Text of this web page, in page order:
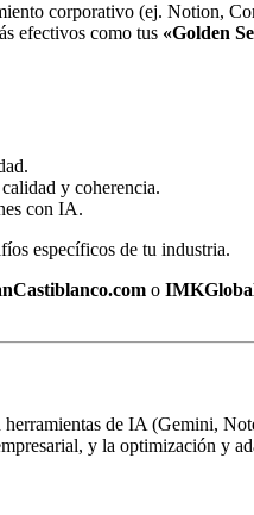
corporativo (ej. Notion,
efectivos como tus «Golden
y coherencia.
con IA.
específicos de tu industria.
o
de IA (Gemini,
y la optimización y